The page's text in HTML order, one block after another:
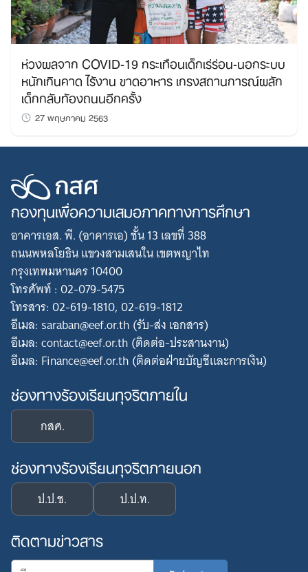
ห่วงผลจาก COVID-19 กระเทือนเด็กเร่ร่อน-นอกระบบ
หนักเกินคาด ไร้งาน ขาดอาหาร เกรงสถานการณ์ผลัก
เด็กกลับท้องถนนอีกครั้ง
27 พฤษภาคม 2563
กองทุนเพื่อความเสมอภาคทางการศึกษา
อาคารเอส. พี. (อาคารเอ) ชั้น 13 เลขที่ 388
ถนนพหลโยธิน แขวงสามเสนใน เขตพญาไท
กรุงเทพมหานคร 10400
โทรศัพท์ : 02-079-5475
โทรสาร: 02-619-1810, 02-619-1812
อีเมล: saraban@eef.or.th (รับ-ส่ง เอกสาร)
อีเมล: contact@eef.or.th (ติดต่อ-ประสานงาน)
อีเมล: Finance@eef.or.th (ติดต่อฝ่ายบัญชีและการเงิน)
ช่องทางร้องเรียนทุจริตภายใน
กสศ.
ช่องทางร้องเรียนทุจริตภายนอก
ป.ป.ช. ป.ป.ท.
ติดตามข่าวสาร